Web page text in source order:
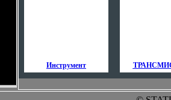
Инструмент